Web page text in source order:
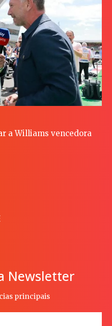
a Williams vencedora
Newsletter
principais